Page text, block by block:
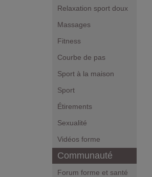
Relaxation sport doux
Massages
Fitness
Courbe de pas
Sport à la maison
Sport
Étirements
Sexualité
Vidéos forme
Communauté
Forum forme et santé